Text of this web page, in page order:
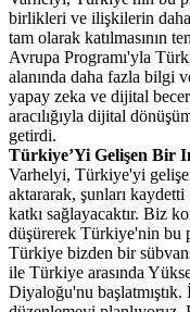
birlikleri ve ilişkilerin
tam olarak katılmasının
Avrupa Programı'yla
alanında daha fazla bilgi
yapay zeka ve dijital
aracılığıyla dijital
getirdi.
Türkiye’Yi Gelişen Bir
Varhelyi, Türkiye'yi
aktararak, şunları
katkı sağlayacaktır. Biz
düşürerek Türkiye'nin bu
Türkiye bizden bir
ile Türkiye arasında
Diyaloğu'nu